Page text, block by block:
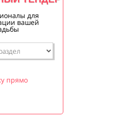
для
вашей
прямо